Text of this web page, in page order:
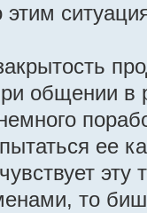
этим
общении в
ее
эту
то